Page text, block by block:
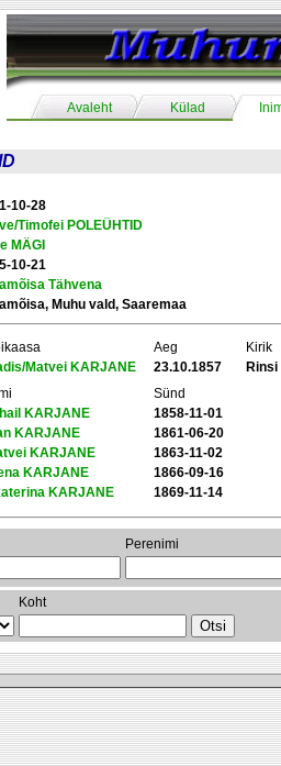
Avaleht Külad
10-28
Timofei POLEÜHTID
MÄGI
10-21
Tähvena
Muhu vald, Saaremaa
Aeg
Kirik
Matvei KARJANE
23.10.1857
Rinsi
Sünd
KARJANE
1858-11-01
KARJANE
1861-06-20
KARJANE
1863-11-02
KARJANE
1866-09-16
KARJANE
1869-11-14
Perenimi
Koht